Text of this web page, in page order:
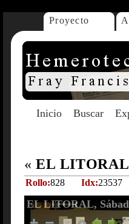
Proyecto
Inicio Buscar
« EL
Rollo:828 Idx:23537
EL LITORAL,